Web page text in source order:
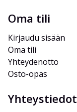
Oma tili
Kirjaudu sisään
Oma tili
Yhteydenotto
Osto-opas
Yhteystiedot